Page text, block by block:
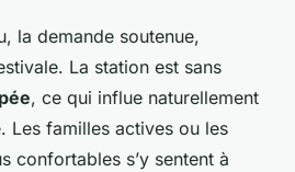
la demande soutenue,
La station est sans
, ce qui influe naturellement
Les familles actives ou les
confortables s’y sentent à